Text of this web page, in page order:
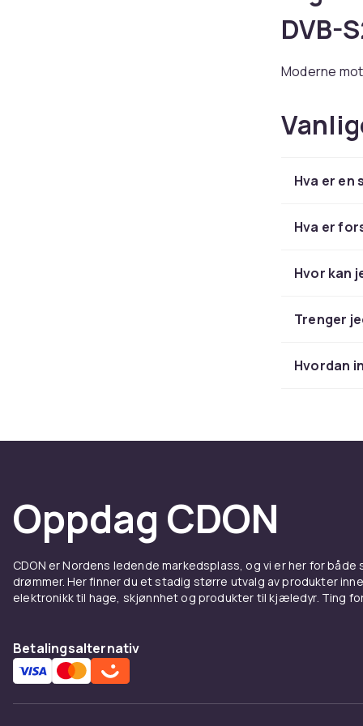
DVB-
Moderne
avanserte
støtte for
tilgjengelig,
uten å være
De fleste
Mange har
mottakeren
Hos CDON
Hva er
Hva er
Hvor kan
Trenger
Hvordan
Oppdag CDON
CDON er Nordens ledende markedsplass, og vi er her for
drømmer. Her finner du et stadig større utvalg av produkter
elektronikk til hage, skjønnhet og produkter til kjæledyr. Ting
Betalingsalternativ